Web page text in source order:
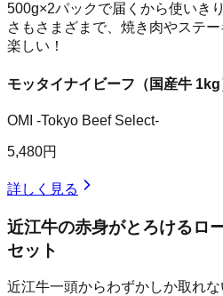
500g×2パックで届くから使いき
さもさまざまで、焼き肉やステ
楽しい！
モッタイナイビーフ（国産牛 1kg
OMI -Tokyo Beef Select-
5,480円
詳しく見る
近江牛の赤身がとろけるロ
セット
近江牛一頭からわずかしか取れ